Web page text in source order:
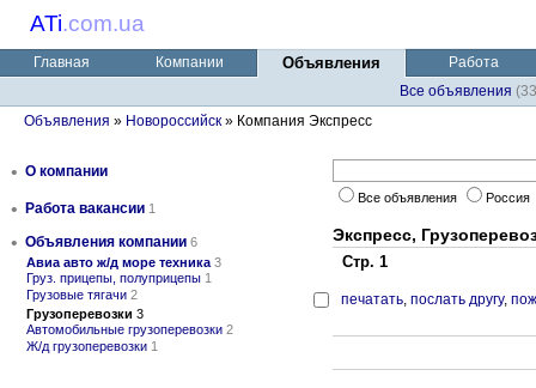
ATi.com.ua
Главная Компании Объявления
Работа
Все объявления
Объявления » Новороссийск » Компания Экспресс
• О компании
• Работа вакансии 1
• Объявления компании 6
Авиа авто ж/д море техника 3
Груз. прицепы, полуприцепы 1
Грузовые тягачи 2
Грузоперевозки 3
Автомобильные грузоперевозки 2
Ж/д грузоперевозки 1
Все объявления Россия
Экспресс,
Стр. 1
печатать, послать другу,